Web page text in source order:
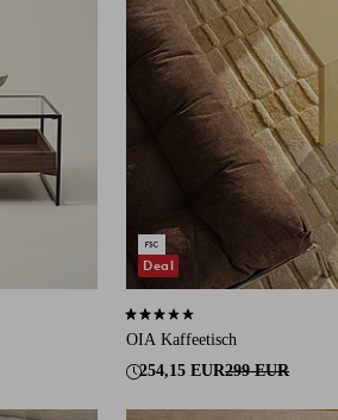
OIA Kaffeetisch
254,15 EUR299 EUR
3,0 basierend auf 4 Bewertungen
Deal